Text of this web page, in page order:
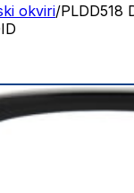
okviri/PLDD518